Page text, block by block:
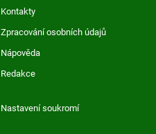
Kontakty
Zpracování osobních údajů
Nápověda
Redakce
Nastavení soukromí